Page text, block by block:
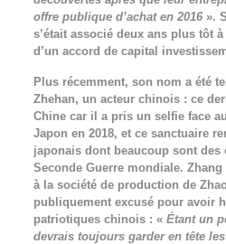
offre publique d’achat en 2016».
s’était associé deux ans plus tôt
d’un accord de capital
Plus récemment, son nom a été
Zhehan, un acteur chinois : ce
Chine car il a pris un selfie face
Japon en 2018, et ce sanctuaire
japonais dont beaucoup sont
Seconde Guerre mondiale.
à la société de production de
publiquement excusé pour avoir
patriotiques chinois : « Étant un
devrais toujours garder en tête